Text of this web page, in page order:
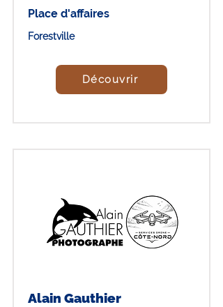
Place d'affaires
Forestville
Découvrir
Alain Gauthier